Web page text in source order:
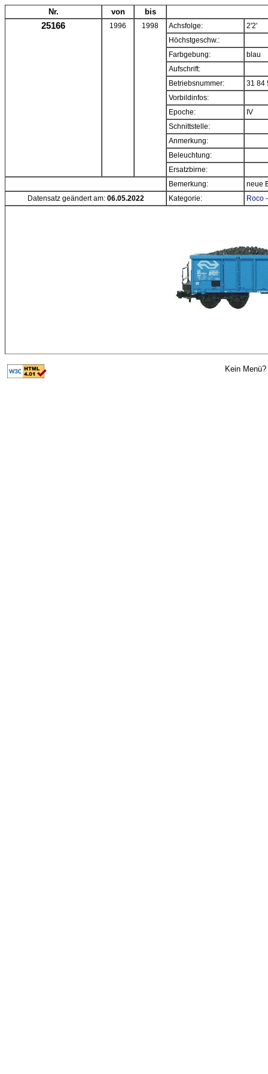
Nr. von bis
25166 1996 1998 Achsfolge:
2'2'
Höchstgeschw.:
Farbgebung:
blau
Aufschrift:
Betriebsnummer:
31 84
Vorbildinfos:
Epoche:
IV
Schnittstelle:
Anmerkung:
Beleuchtung:
Ersatzbirne:
Bemerkung:
neue
Datensatz geändert am: 06.05.2022 Kategorie: Roco
Kein